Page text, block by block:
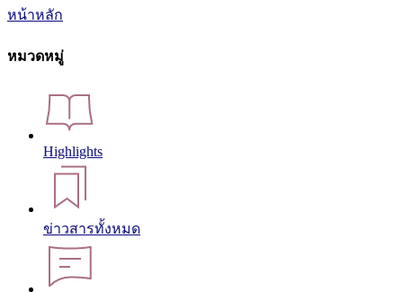
หน้าหลัก
หมวดหมู่
Highlights
ข่าวสารทั้งหมด